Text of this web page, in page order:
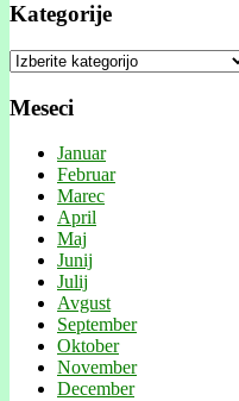
Kategorije
Kategorije
Meseci
Januar
Februar
Marec
April
Maj
Junij
Julij
Avgust
September
Oktober
November
December